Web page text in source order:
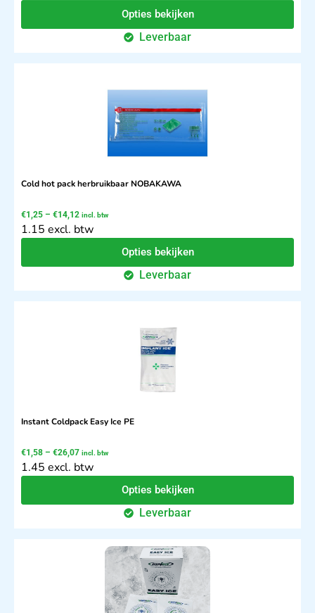
Opties bekijken
Leverbaar
Cold hot pack herbruikbaar NOBAKAWA
€1,25 – €14,12 incl. btw
1.15 excl. btw
Opties bekijken
Leverbaar
Instant Coldpack Easy Ice PE
€1,58 – €26,07 incl. btw
1.45 excl. btw
Opties bekijken
Leverbaar